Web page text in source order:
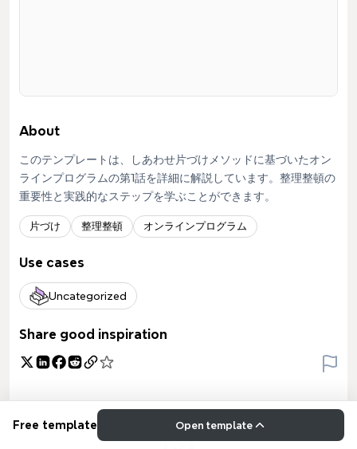
About
このテンプレートは、しあわせ片づけメソッドに基づいたオン
ラインプログラムの第1話を詳細に解説しています。整理整頓の
重要性と実践的なステップを学ぶことができます。
片づけ 整理整頓 オンラインプログラム
Use cases
Uncategorized
Share good inspiration
Free template Open template